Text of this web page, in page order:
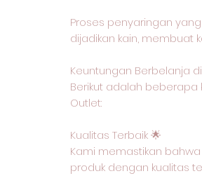
Proses penyaringan
dijadikan kain, membuat
Keuntungan Berbelanja
Berikut adalah beberapa
Outlet:
Kualitas Terbaik 🌟
Kami memastikan
produk dengan kualitas